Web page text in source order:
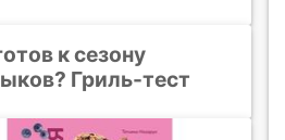
к сезону
Гриль-тест